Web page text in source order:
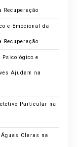
Recuperação
e Emocional da
Recuperação
e
Ajudam na
Particular na
Claras na